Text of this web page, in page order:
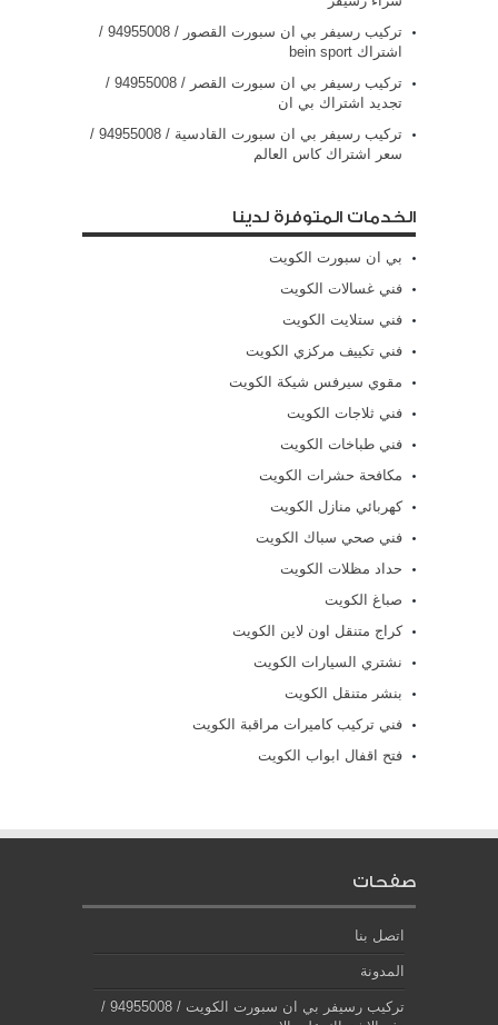
تركيب رسيفر بي ان سبورت القصور / 94955008 /
اشتراك bein sport
تركيب رسيفر بي ان سبورت القصر / 94955008 /
تجديد اشتراك بي ان
تركيب رسيفر بي ان سبورت القادسية / 94955008 /
سعر اشتراك كاس العالم
الخدمات المتوفرة لدينا
بي ان سبورت الكويت
فني غسالات الكويت
فني ستلايت الكويت
فني تكييف مركزي الكويت
مقوي سيرفس شيكة الكويت
فني ثلاجات الكويت
فني طباخات الكويت
مكافحة حشرات الكويت
كهربائي منازل الكويت
فني صحي سباك الكويت
حداد مظلات الكويت
صباغ الكويت
كراج متنقل اون لاين الكويت
نشتري السيارات الكويت
بنشر متنقل الكويت
فني تركيب كاميرات مراقبة الكويت
فتح اقفال ابواب الكويت
صفحات
اتصل بنا
المدونة
تركيب رسيفر بي ان سبورت الكويت / 94955008 /